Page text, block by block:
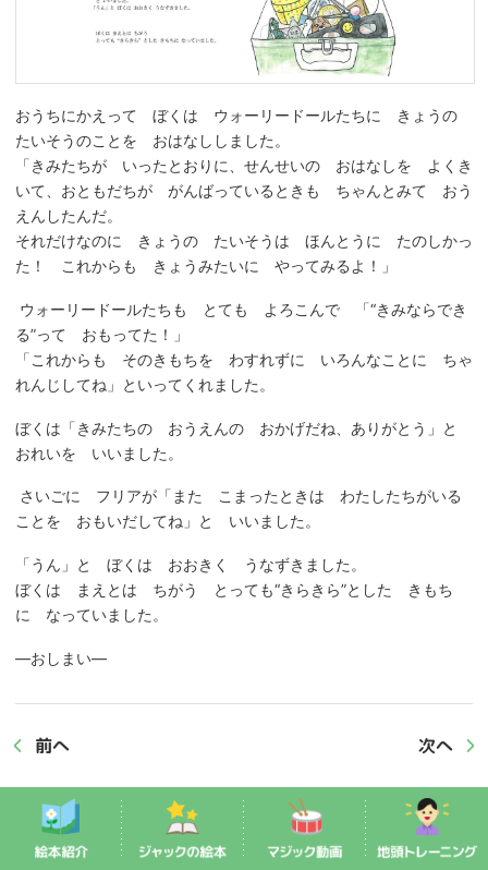
おうちにかえって ぼくは ウォーリードールたちに きょうの
たいそうのことを おはなししました。
「きみたちが いったとおりに、せんせいの おはなしを よくき
いて、おともだちが がんばっているときも ちゃんとみて おう
えんしたんだ。
それだけなのに きょうの たいそうは ほんとうに たのしかっ
た！ これからも きょうみたいに やってみるよ！」
ウォーリードールたちも とても よろこんで 「“きみならでき
る”って おもってた！」
「これからも そのきもちを わすれずに いろんなことに ちゃ
れんじしてね」といってくれました。
ぼくは「きみたちの おうえんの おかげだね、ありがとう」と
おれいを いいました。
さいごに フリアが「また こまったときは わたしたちがいる
ことを おもいだしてね」と いいました。
「うん」と ぼくは おおきく うなずきました。
ぼくは まえとは ちがう とっても“きらきら”とした きもち
に なっていました。
―おしまい―
前へ 次へ